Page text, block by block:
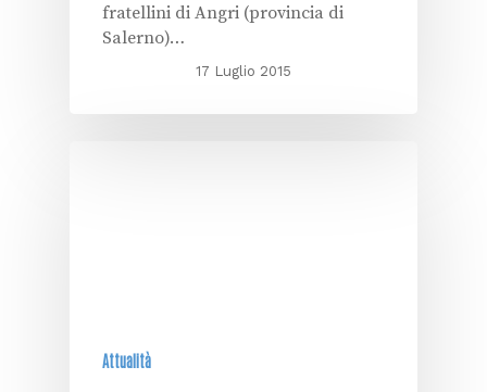
fratellini di Angri (provincia di
Salerno)…
17 Luglio 2015
Attualità